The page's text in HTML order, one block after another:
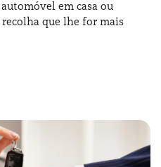
em casa ou
que lhe for mais